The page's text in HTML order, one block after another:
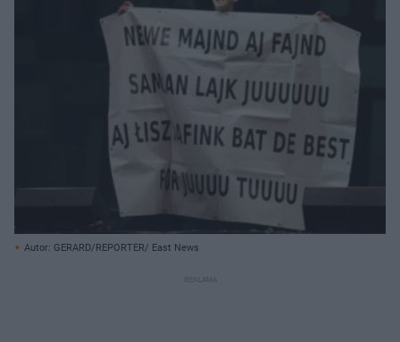
Autor: GERARD/REPORTER/ East News